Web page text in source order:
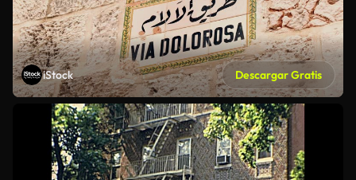
iStock Descargar Gratis